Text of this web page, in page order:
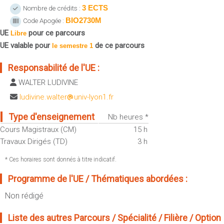
Sportives)
UFR FS (Chimie, Mathématique, Physique)
UFR Biosciences (Biologie, Biochimie)
GEP (Génie Electrique des Procédés - Département composante)
Informatique (Département Composante)
Mécanique (Département composante)
Fermer
Plan et accès
OUTILS
Intranet des personnels
Emploi du temps
Portefeuille d'Expériences et
de Compétences
Nombre de crédits : 3 ECTS
Code Apogée : BIO2730M
UE Libre pour ce parcours
UE valable pour le semestre 1 de ce parcours
Responsabilité de l'UE :
WALTER LUDIVINE
ludivine.walter
univ-lyon1.fr
Type d'enseignement
Nb heures *
Cours Magistraux (CM)
15 h
Travaux Dirigés (TD)
3 h
* Ces horaires sont donnés à titre indicatif.
Programme de l'UE / Thématiques abordées :
Non rédigé
Liste des autres Parcours / Spécialité / Filière / Option